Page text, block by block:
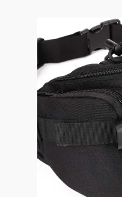
Mes réservations
Conditions générales de
Contact
Formulaire de contact
Mon compte
croissant